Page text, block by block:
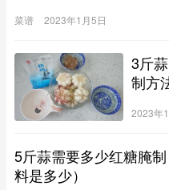
梗适当去掉一部分，再剥掉两
糖、醋、酱油、花椒调成汁
成。≮美食原料≯
菜谱 2023年1月5日
3斤
制方
2023年
5斤蒜需要多少红糖腌
料是多少）